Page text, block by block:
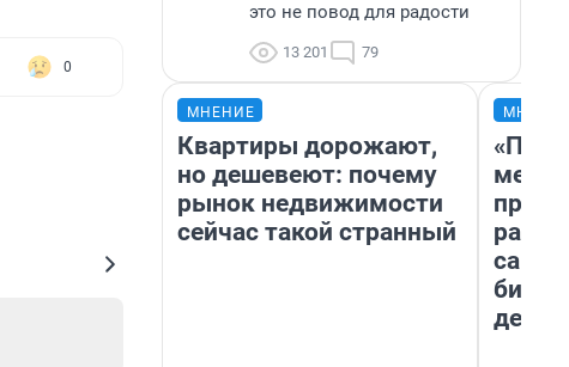
0
это не повод для радости
13 201 79
МНЕНИЕ
Квартиры дорожают,
но дешевеют: почему
рынок недвижимости
сейчас такой странный